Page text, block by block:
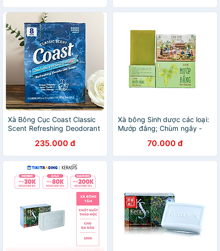
Xà Bông Cục Coast Classic
Scent Refreshing Deodorant
235.000 đ
Xà bông Sinh dược các loại:
Mướp đắng; Chùm ngây -
70.000 đ